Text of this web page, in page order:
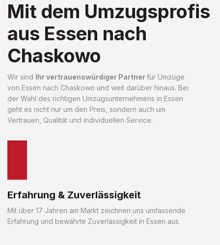
Mit dem Umzugsprofis
aus Essen nach
Chaskowo
Wir sind Ihr vertrauenswürdiger Partnerfür Umzüge
von Essen nach Chaskowo und weit darüber hinaus. Bei
der Wahl des richtigen Umzugsunternehmens in Essen
geht es nicht nur um den Preis, sondern auch um
Vertrauen, Qualität und individuellen Service.
Erfahrung & Zuverlässigkeit
Mit über 17 Jahren am Markt zeichnen uns umfassende
Erfahrung und bewährte Zuverlässigkeit in Essen aus.